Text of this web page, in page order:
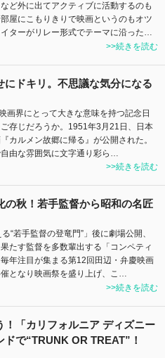
ど外に出てアクティブに活動するのも
屋にこもりきりで映画というのもオツ
ターがリレー形式でテーマに沿った…
>>続きを読む
ドキリ。不思議な気分になる
画界にとって大きな意味を持つ記念日
存じだろうか。1951年3月21日、日本
カルメン故郷に帰る』が公開された。
由な雰囲気に文字通り彩ら…
>>続きを読む
の秋！若手監督から昭和の名匠
る“若手監督の登竜門”」後に劇場公開、
たす監督を多数輩出する「コンペティ
年注目が集まる第12回田辺・弁慶映画
となり映画祭を盛り上げ、こ…
>>続きを読む
「カリフォルニア ディズニー
で“TRUNK OR TREAT”！